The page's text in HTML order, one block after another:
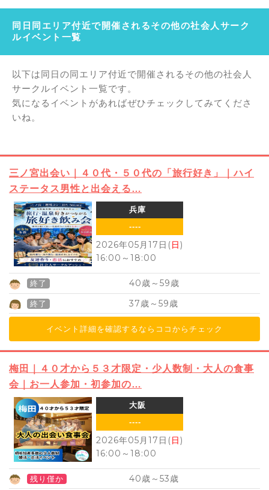
同日同エリア付近で開催されるその他の社会人サーク
ルイベント一覧
以下は同日の同エリア付近で開催されるその他の社会人
サークルイベント一覧です。
気になるイベントがあればぜひチェックしてみてくださ
いね。
三ノ宮出会い｜４０代・５０代の「旅行好き」｜ハイ
ステータス男性と出会える…
兵庫
----
2026年05月17日(日)
16:00 ～ 18:00
終了 40歳～ 59歳
終了 37歳～ 59歳
イベント詳細を確認するならココからチェック
梅田｜４０才から５３才限定・少人数制・大人の食事
会｜お一人参加・初参加の…
大阪
----
2026年05月17日(日)
16:00 ～ 18:00
残り僅か 40歳～ 53歳